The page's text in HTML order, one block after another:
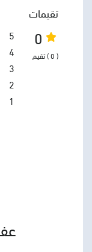
تقيمات
0
( 0 ) تقيم
5
4
3
2
1